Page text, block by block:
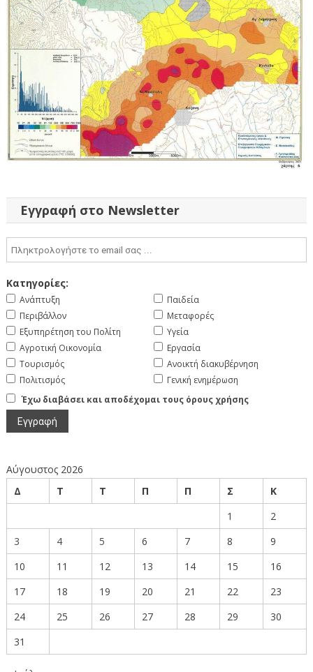
Εγγραφή στο Newsletter
Κατηγορίες:
Ανάπτυξη
Περιβάλλον
Εξυπηρέτηση του Πολίτη
Αγροτική Οικονομία
Τουρισμός
Πολιτισμός
Παιδεία
Μεταφορές
Υγεία
Εργασία
Ανοικτή διακυβέρνηση
Γενική ενημέρωση
Έχω διαβάσει και αποδέχομαι τους όρους χρήσης
Αύγουστος 2026
Δ
Τ Τ Π Π Σ
Κ
1
2
3
4 5 6 7 8
9
10
11 12 13 14 15
16
17
18 19 20 21 22
23
24
25 26 27 28 29
30
31